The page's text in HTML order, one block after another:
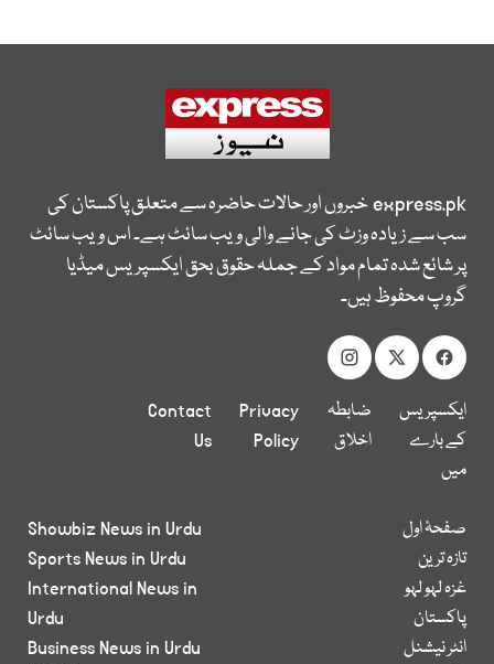
express.pkخبروں اور حالات حاضرہ سے متعلق پاکستان کی
سب سے زیادہ وزٹ کی جانے والی ویب سائٹ ہے۔ اس ویب سائٹ
پر شائع شدہ تمام مواد کے جملہ حقوق بحق ایکسپریس میڈیا
گروپ محفوظ ہیں۔
ایکسپریس
کے بارے
میں
ضابطہ
اخلاق
Privacy
Policy
Contact
Us
صفحۂ اول
تازہ ترین
غزہ لہو لہو
پاکستان
انٹر نیشنل
Showbiz News in Urdu
Sports News in Urdu
International News in
Urdu
Business News in Urdu